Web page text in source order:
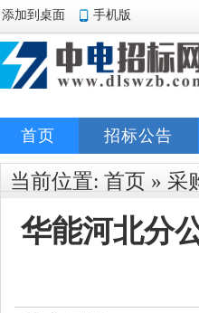
添加到桌面 手机版
首页 招标公告
当前位置: 首页 » 采
华能河北分